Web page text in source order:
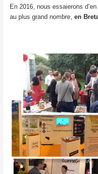
En 2016, nous essaierons
au plus grand nombre, en